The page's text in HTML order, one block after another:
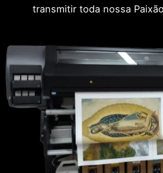
transmitir toda nossa